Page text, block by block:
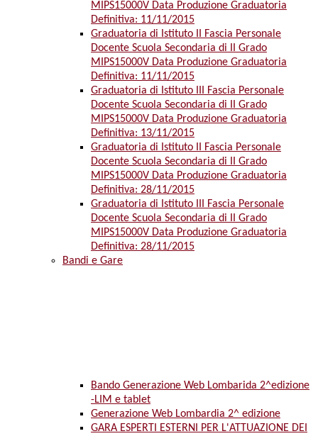
MIPS15000V Data Produzione Graduatoria
Definitiva: 11/11/2015
Graduatoria di Istituto II Fascia Personale
Docente Scuola Secondaria di II Grado
MIPS15000V Data Produzione Graduatoria
Definitiva: 11/11/2015
Graduatoria di Istituto III Fascia Personale
Docente Scuola Secondaria di II Grado
MIPS15000V Data Produzione Graduatoria
Definitiva: 13/11/2015
Graduatoria di Istituto II Fascia Personale
Docente Scuola Secondaria di II Grado
MIPS15000V Data Produzione Graduatoria
Definitiva: 28/11/2015
Graduatoria di Istituto III Fascia Personale
Docente Scuola Secondaria di II Grado
MIPS15000V Data Produzione Graduatoria
Definitiva: 28/11/2015
Bandi e Gare
Bando Generazione Web Lombarida 2^edizione
-LIM e tablet
Generazione Web Lombardia 2^ edizione
GARA ESPERTI ESTERNI PER L'ATTUAZIONE DEI